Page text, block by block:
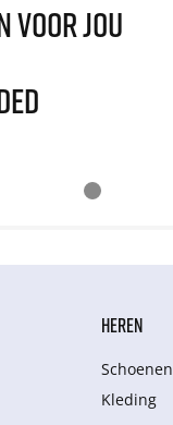
voor jou
HEREN
Schoenen
Kleding